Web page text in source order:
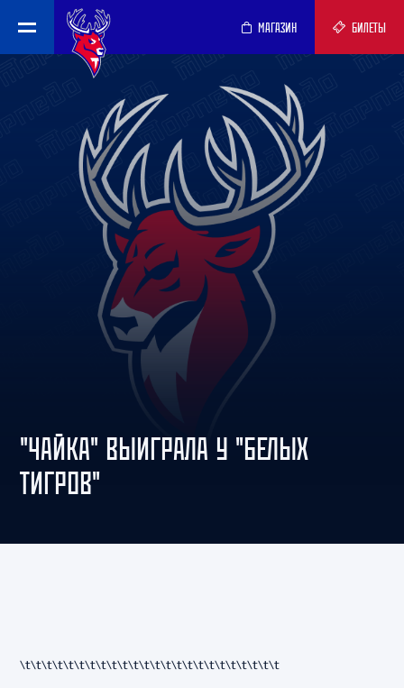
МАГАЗИН БИЛЕТЫ
"ЧАЙКА" ВЫИГРАЛА У "БЕЛЫХ
ТИГРОВ"
\t\t\t\t\t\t\t\t\t\t\t\t\t\t\t\t\t\t\t\t\t\t\t\t